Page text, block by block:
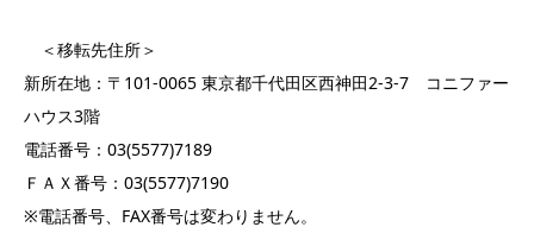
＜移転先住所＞
新所在地：〒101-0065 東京都千代田区西神田2-3-7 コニファー
ハウス3階
電話番号：03(5577)7189
ＦＡＸ番号：03(5577)7190
※電話番号、FAX番号は変わりません。